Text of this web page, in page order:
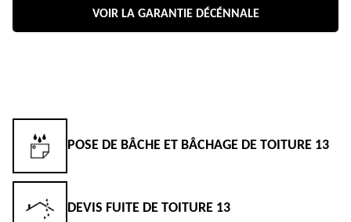
VOIR LA GARANTIE DÉCÉNNALE
POSE DE BÂCHE ET BÂCHAGE DE TOITURE 13
DEVIS FUITE DE TOITURE 13